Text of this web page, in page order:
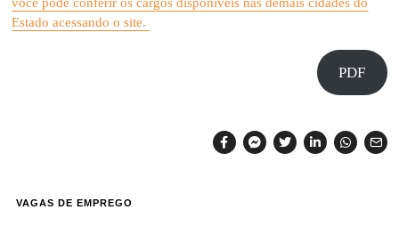
Estado acessando o site.
PDF
VAGAS DE EMPREGO